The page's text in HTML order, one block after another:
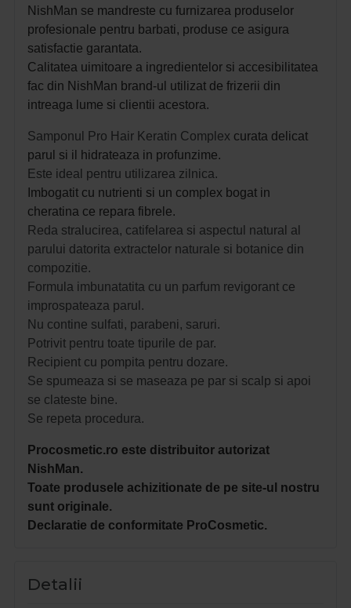
NishMan se mandreste cu furnizarea produselor
profesionale pentru barbati, produse ce asigura
satisfactie garantata.
Calitatea uimitoare a ingredientelor si accesibilitatea
fac din NishMan brand-ul utilizat de frizerii din
intreaga lume si clientii acestora.
Samponul Pro Hair Keratin Complex curata delicat
parul si il hidrateaza in profunzime.
Este ideal pentru utilizarea zilnica.
Imbogatit cu nutrienti si un complex bogat in
cheratina ce repara fibrele.
Reda stralucirea, catifelarea si aspectul natural al
parului datorita extractelor naturale si botanice din
compozitie.
Formula imbunatatita cu un parfum revigorant ce
improspateaza parul.
Nu contine sulfati, parabeni, saruri.
Potrivit pentru toate tipurile de par.
Recipient cu pompita pentru dozare.
Se spumeaza si se maseaza pe par si scalp si apoi
se clateste bine.
Se repeta procedura.
Procosmetic.ro este distribuitor autorizat
NishMan.
Toate produsele achizitionate de pe site-ul nostru
sunt originale.
Declaratie de conformitate ProCosmetic.
Detalii